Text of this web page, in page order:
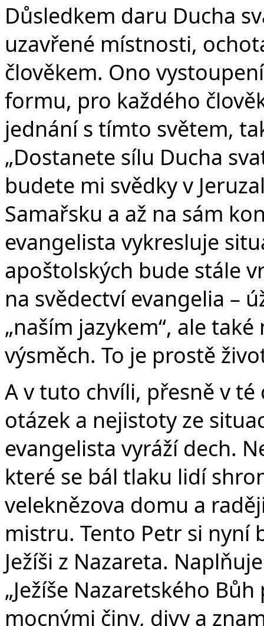
Důsledkem daru Ducha
uzavřené místnosti,
člověkem. Ono
formu, pro každého
jednání s tímto světem,
„Dostanete sílu Ducha
budete mi svědky v
Samařsku a až na sám
evangelista vykresluje
apoštolských bude stále
na svědectví evangelia –
„naším jazykem“, ale
výsměch. To je prostě
A v tuto chvíli, přesně v
otázek a nejistoty ze
evangelista vyráží dech.
které se bál tlaku lidí
veleknězova domu a
mistru. Tento Petr si nyní
Ježíši z Nazareta.
„Ježíše Nazaretského
mocnými činy, divy a